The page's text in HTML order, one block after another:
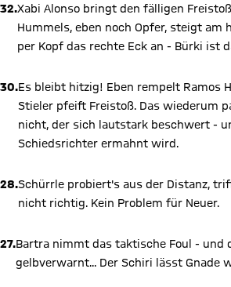
32.Xabi Alonso bringt den fälligen
Hummels, eben noch Opfer, steigt am
per Kopf das rechte Eck an - Bürki ist
30.Es bleibt hitzig! Eben rempelt Ramos
Stieler pfeift Freistoß. Das wiederum
nicht, der sich lautstark beschwert -
Schiedsrichter ermahnt wird.
28.Schürrle probiert's aus der Distanz,
nicht richtig. Kein Problem für Neuer.
27.Bartra nimmt das taktische Foul - und
gelbverwarnt... Der Schiri lässt Gnade